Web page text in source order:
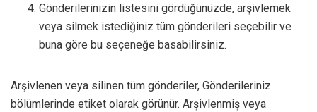
Gönderilerinizin listesini gördüğünüzde, arşivlemek
veya silmek istediğiniz tüm gönderileri seçebilir ve
buna göre bu seçeneğe basabilirsiniz.
Arşivlenen veya silinen tüm gönderiler, Gönderileriniz
bölümlerinde etiket olarak görünür. Arşivlenmiş veya